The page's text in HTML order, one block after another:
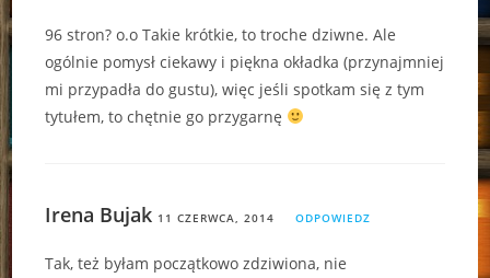
96 stron? o.o Takie krótkie, to troche dziwne. Ale
ogólnie pomysł ciekawy i piękna okładka (przynajmniej
mi przypadła do gustu), więc jeśli spotkam się z tym
tytułem, to chętnie go przygarnę
Irena Bujak 11 CZERWCA, 2014 ODPOWIEDZ
Tak, też byłam początkowo zdziwiona, nie